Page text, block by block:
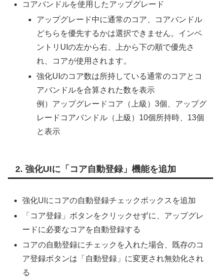
コアバンドルを使用したアップグレード
アップグレード中に通常のコア、コアバンドル
どちらを優先するかは選択できません。インベ
ントリUIの左から右、上から下の順で優先さ
れ、コアが使用されます。
強化UIのコア数は所持している通常のコアとコ
アバンドルを合算された数を表示
例）アップグレードコア（上級）3個、アップグ
レードコアバンドル（上級）10個所持時、13個
と表示
2. 強化UIに「コア自動登録」機能を追加
強化UIにコアの自動登録チェックボックスを追加
「コア登録」ボタンをクリックせずに、アップグレ
ードに必要なコアを自動登録する
コアの自動登録にチェックを入れた場合、既存のコ
ア登録ボタンは「自動登録」に変更され無効化され
る